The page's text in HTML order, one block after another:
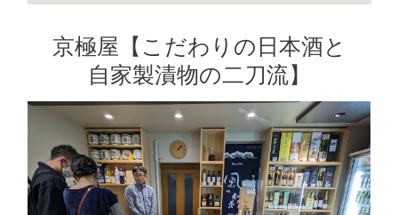
京極屋【こだわりの日本酒と
自家製漬物の二刀流】